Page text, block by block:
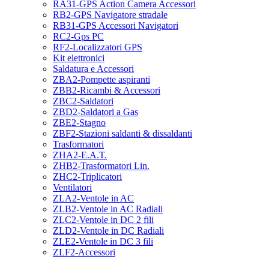
RA31-GPS Action Camera Accessori
RB2-GPS Navigatore stradale
RB31-GPS Accessori Navigatori
RC2-Gps PC
RF2-Localizzatori GPS
Kit elettronici
Saldatura e Accessori
ZBA2-Pompette aspiranti
ZBB2-Ricambi & Accessori
ZBC2-Saldatori
ZBD2-Saldatori a Gas
ZBE2-Stagno
ZBF2-Stazioni saldanti & dissaldanti
Trasformatori
ZHA2-E.A.T.
ZHB2-Trasformatori Lin.
ZHC2-Triplicatori
Ventilatori
ZLA2-Ventole in AC
ZLB2-Ventole in AC Radiali
ZLC2-Ventole in DC 2 fili
ZLD2-Ventole in DC Radiali
ZLE2-Ventole in DC 3 fili
ZLF2-Accessori